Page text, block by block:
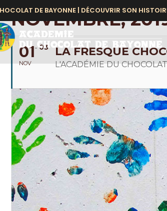
DE BAYONNE | DÉCOUVRIR SON
NOVEMBRE,
01
NOV
03 LA FRESQUE
L'ACADÉMIE DU